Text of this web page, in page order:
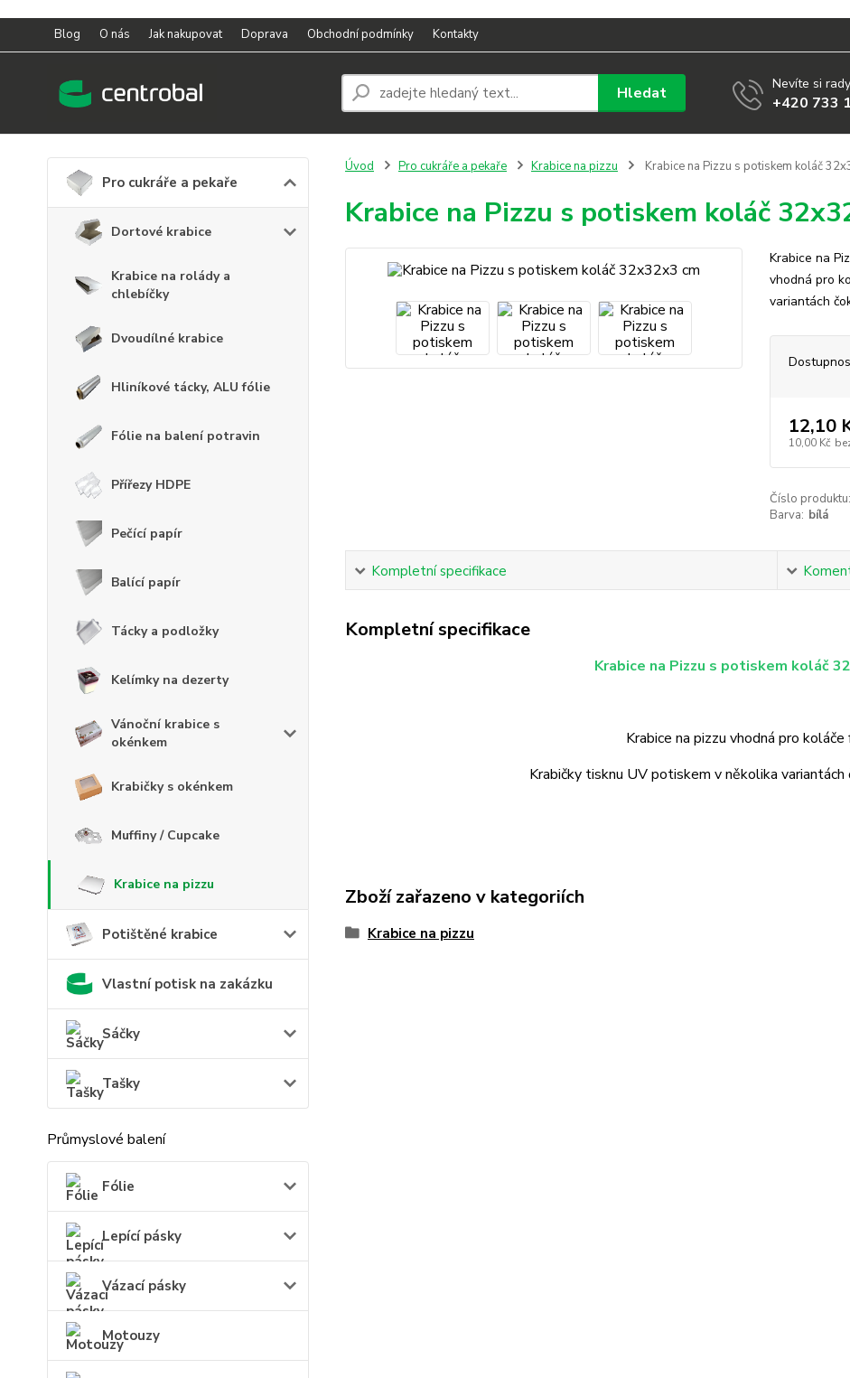
Blog O nás Jak nakupovat Doprava Obchodní podmínky Kontakty
Hledat Nevíte si
+420 733
Pro cukráře a pekaře
Dortové krabice
Krabice na rolády a
chlebíčky
Dvoudílné krabice
Hliníkové tácky, ALU fólie
Fólie na balení potravin
Přířezy HDPE
Pečící papír
Balící papír
Tácky a podložky
Kelímky na dezerty
Vánoční krabice s
okénkem
Krabičky s okénkem
Muffiny / Cupcake
Krabice na pizzu
Potištěné krabice
Vlastní potisk na zakázku
Sáčky
Tašky
Průmyslové balení
Fólie
Lepící pásky
Vázací pásky
Motouzy
Úvod Pro cukráře a pekaře Krabice na pizzu Krabice na Pizzu s potiskem koláč
Krabice na Pizzu s potiskem koláč
Krabice na
vhodná pro
variantách
12,10
10,00 Kč
Číslo produktu:
Barva: bílá
Kompletní specifikace
Kompletní specifikace
Krabice na Pizzu s potiskem koláč
Krabice na pizzu vhodná pro koláče
Krabičky tisknu UV potiskem v několika variantách
Zboží zařazeno v kategoriích
Krabice na pizzu